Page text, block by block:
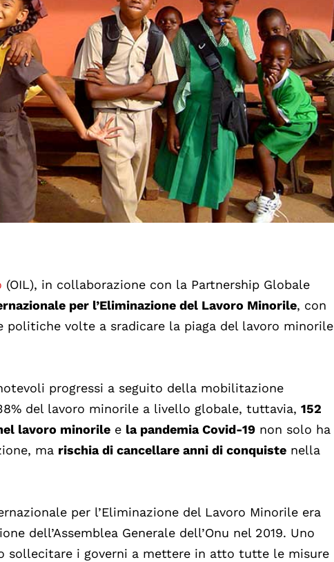
(OIL), in collaborazione con la Partnership Globale
per l’Eliminazione del Lavoro Minorile, con
politiche volte a sradicare la piaga del lavoro minorile
progressi a seguito della mobilitazione
del lavoro minorile a livello globale, tuttavia,152
lavoro minorile e la pandemia Covid-19 non solo ha
ma rischia di cancellare anni di conquiste nella
per l’Eliminazione del Lavoro Minorile era
dell’Assemblea Generale dell’Onu nel 2019. Uno
sollecitare i governi a mettere in atto tutte le misure